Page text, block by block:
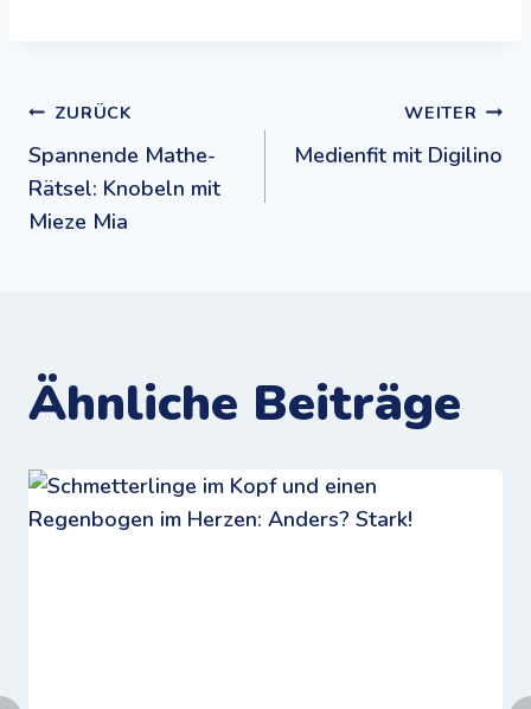
Beitragsnavigation
ZURÜCK
Spannende Mathe-
Rätsel: Knobeln mit
Mieze Mia
WEITER
Medienfit mit Digilino
Ähnliche Beiträge